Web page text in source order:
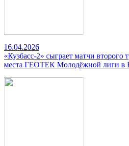
16.04.2026
«Кузбасс-2» сыграет матчи второго
места ГЕОТЕК Молодёжной лиги в